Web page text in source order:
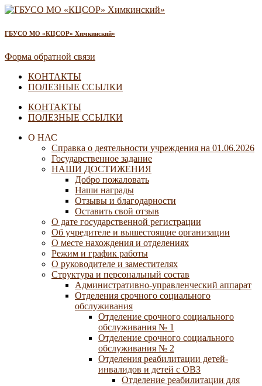
ГБУСО МО «КЦСОР» Химкинский»
Форма обратной связи
КОНТАКТЫ
ПОЛЕЗНЫЕ ССЫЛКИ
КОНТАКТЫ
ПОЛЕЗНЫЕ ССЫЛКИ
О НАС
Справка о деятельности учреждения на 01.06.2026
Государственное задание
НАШИ ДОСТИЖЕНИЯ
Добро пожаловать
Наши награды
Отзывы и благодарности
Оставить свой отзыв
О дате государственной регистрации
Об учредителе и вышестоящие организации
О месте нахождения и отделениях
Режим и график работы
О руководителе и заместителях
Структура и персональный состав
Административно-управленческий аппарат
Отделения срочного социального
обслуживания
Отделение срочного социального
обслуживания № 1
Отделение срочного социального
обслуживания № 2
Отделения реабилитации детей-
инвалидов и детей с ОВЗ
Отделение реабилитации для